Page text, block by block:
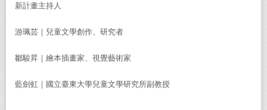
新計畫主持人
游珮芸｜兒童文學創作、研究者
鄒駿昇｜繪本插畫家、視覺藝術家
藍劍虹｜國立臺東大學兒童文學研究所副教授